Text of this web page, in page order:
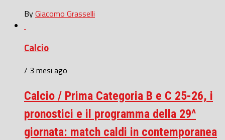
ByGiacomo Grasselli
Calcio
/ 3 mesi ago
Calcio / Prima Categoria B e C 25-26, i
pronostici e il programma della 29^
giornata: match caldi in contemporanea